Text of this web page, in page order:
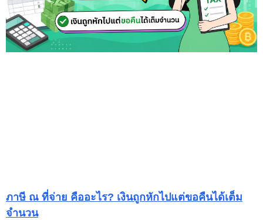
ภาษี ณ ที่จ่าย คืออะไร? เงินถูกหักไปแต่ขอคืนได้เต็ม
จำนวน